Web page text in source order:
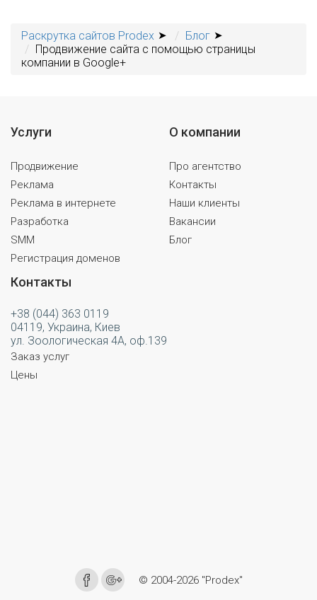
Раскрутка сайтов Prodex
Блог
Продвижение сайта с помощью страницы
компании в Google+
Услуги
Продвижение
Реклама
Реклама в интернете
Разработка
SMM
Регистрация доменов
О компании
Про агентство
Контакты
Наши клиенты
Вакансии
Блог
Контакты
+38 (044) 363 0119
04119, Украина, Киев
ул. Зоологическая 4А, оф.139
Заказ услуг
Цены
© 2004-2026 "Prodex"